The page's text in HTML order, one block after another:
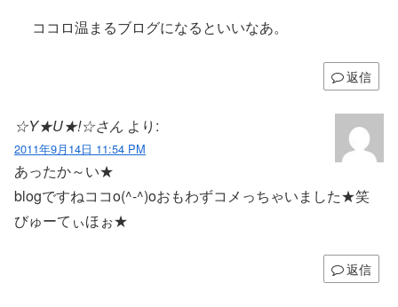
ココロ温まるブログになるといいなあ。
返信
☆Y★U★!☆さん より:
2011年9月14日 11:54 PM
あったか～い★
blogですねココo(^-^)oおもわずコメっちゃいました★笑
びゅーてぃほぉ★
返信